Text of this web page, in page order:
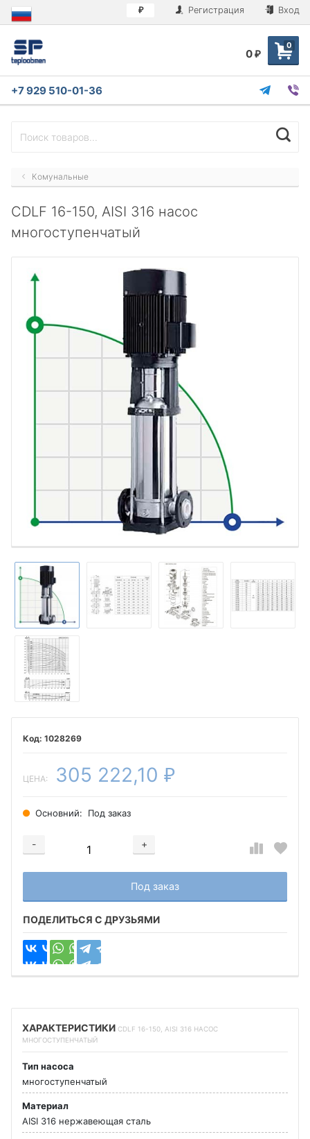
₽ Регистрация Вход
0
0 ₽
+7 929 510-01-36
Комунальные
CDLF 16-150, AISI 316 насос
многоступенчатый
1028269
ЦЕНА: 305 222,10 ₽
Основний: Под заказ
-
+
Добавляется...
Под заказ
Добавлен
ПОДЕЛИТЬСЯ С ДРУЗЬЯМИ
ХАРАКТЕРИСТИКИ CDLF 16-150, AISI 316 НАСОС
МНОГОСТУПЕНЧАТЫЙ
Тип насоса
многоступенчатый
Материал
AISI 316 нержавеющая сталь